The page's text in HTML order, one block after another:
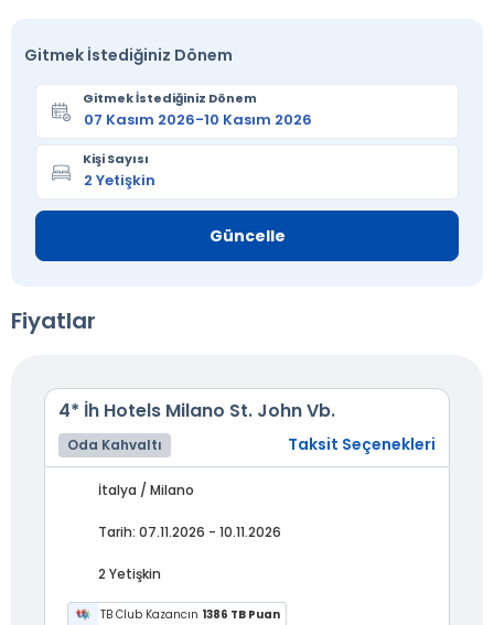
Gitmek İstediğiniz Dönem
Gitmek İstediğiniz Dönem
Kişi Sayısı
Güncelle
Fiyatlar
4* İh Hotels Milano St. John Vb.
Oda Kahvaltı Taksit Seçenekleri
İtalya / Milano
Tarih: 07.11.2026 - 10.11.2026
2 Yetişkin
TB Club Kazancın 1386 TB Puan